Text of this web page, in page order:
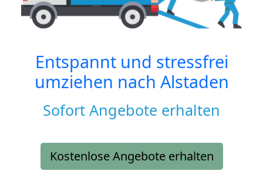
Entspannt und stressfrei
umziehen nach Alstaden
Sofort Angebote erhalten
Kostenlose Angebote erhalten